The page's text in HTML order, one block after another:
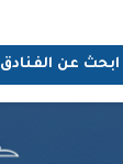
ابحث عن الفنادق